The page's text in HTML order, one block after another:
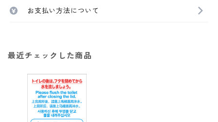
お支払い方法について
最近チェックした商品